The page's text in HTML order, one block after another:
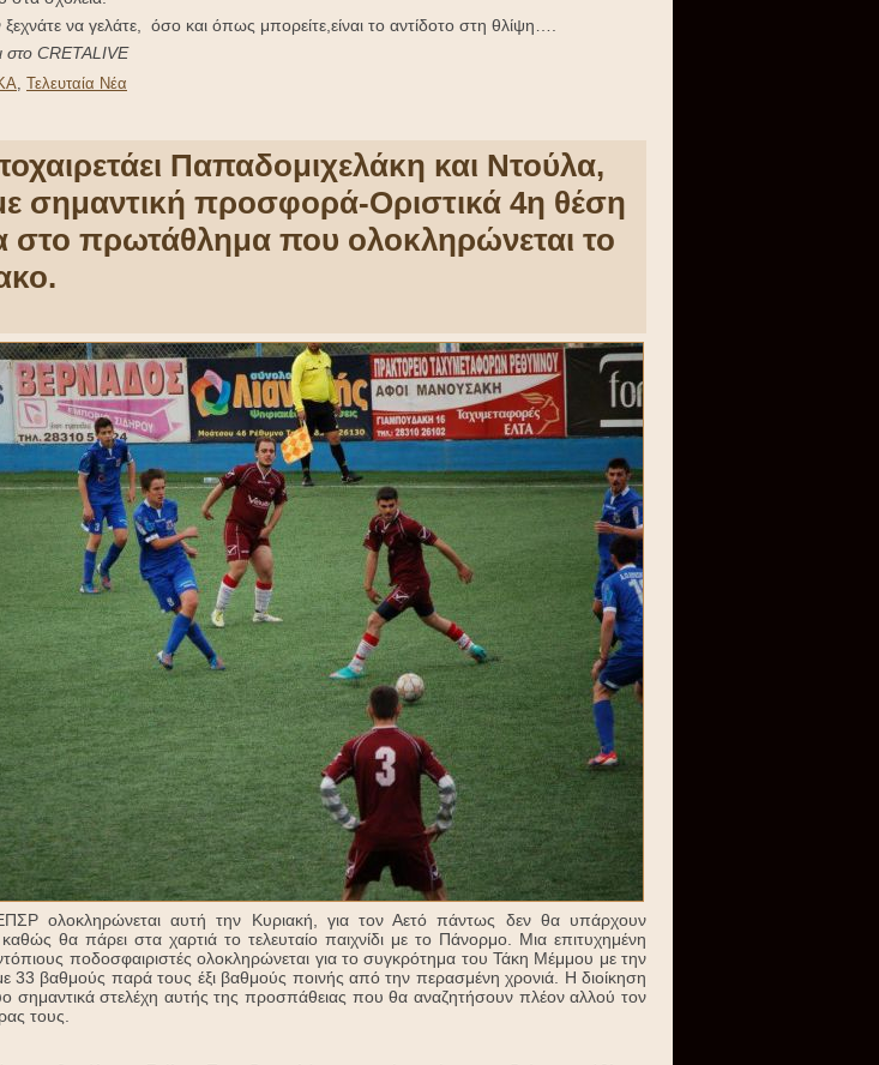
να γελάτε, όσο και όπως μπορείτε,είναι το αντίδοτο στη θλίψη….
στο CRETALIVE
, Τελευταία Νέα
Παπαδομιχελάκη και Ντούλα,
σημαντική προσφορά-Οριστικά 4η θέση
στο πρωτάθλημα που ολοκληρώνεται το
ολοκληρώνεται αυτή την Κυριακή, για τον Αετό πάντως δεν θα υπάρχουν
θα πάρει στα χαρτιά το τελευταίο παιχνίδι με το Πάνορμο. Μια επιτυχημένη
ποδοσφαιριστές ολοκληρώνεται για το συγκρότημα του Τάκη Μέμμου με την
33 βαθμούς παρά τους έξι βαθμούς ποινής από την περασμένη χρονιά. Η διοίκηση
σημαντικά στελέχη αυτής της προσπάθειας που θα αναζητήσουν πλέον αλλού τον
τους.